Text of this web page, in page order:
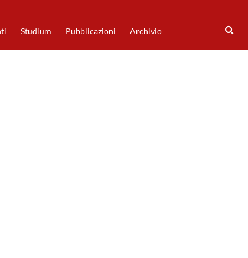
Studium Pubblicazioni Archivio